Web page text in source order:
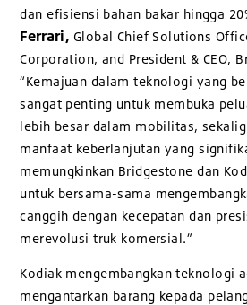
dan efisiensi bahan bakar hingga
Ferrari, Global Chief Solutions
Corporation, and President & CEO,
“Kemajuan dalam teknologi yang
sangat penting untuk membuka
lebih besar dalam mobilitas,
manfaat keberlanjutan yang
memungkinkan Bridgestone dan
untuk bersama-sama
canggih dengan kecepatan dan
merevolusi truk komersial.”
Kodiak mengembangkan teknologi
mengantarkan barang kepada